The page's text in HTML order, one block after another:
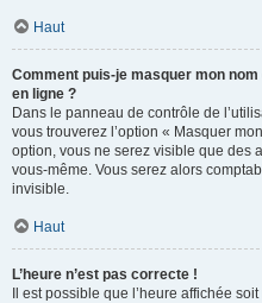
Haut
Comment puis-je masquer mon
en ligne ?
Dans le panneau de contrôle de
vous trouverez l’option « Masquer
option, vous ne serez visible que des
vous-même. Vous serez alors
invisible.
Haut
L’heure n’est pas correcte !
Il est possible que l’heure affichée